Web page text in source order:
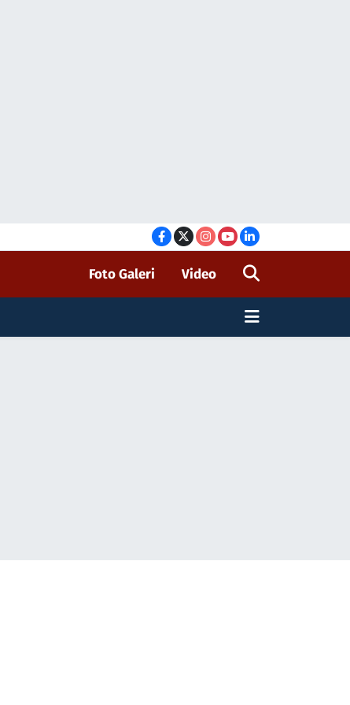
Foto Galeri Video